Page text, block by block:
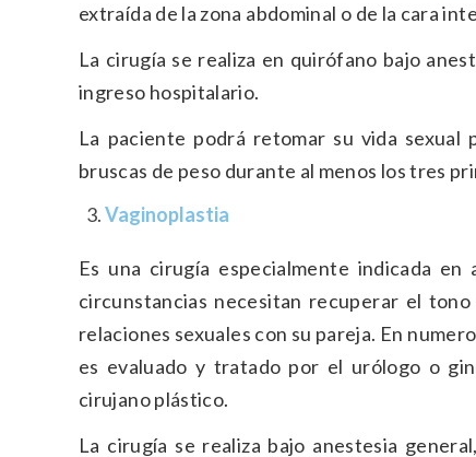
extraída de la zona abdominal o de la cara
La cirugía se realiza en quirófano bajo
ingreso hospitalario.
La paciente podrá retomar su vida sexual
bruscas de peso durante al menos los tres
Vaginoplastia
Es una cirugía especialmente indicada
circunstancias necesitan recuperar el
relaciones sexuales con su pareja. En
es evaluado y tratado por el urólogo o
cirujano plástico.
La cirugía se realiza bajo anestesia